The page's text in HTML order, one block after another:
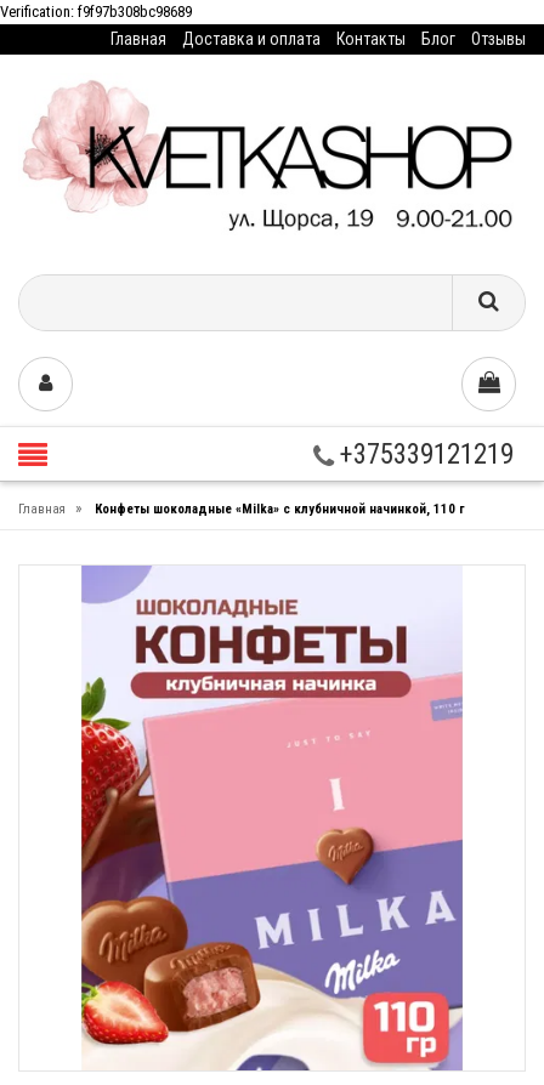
Verification: f9f97b308bc98689
Главная Доставка и оплата Контакты Блог Отзывы
+375339121219
Главная » Конфеты шоколадные «Milka» с клубничной начинкой, 110 г